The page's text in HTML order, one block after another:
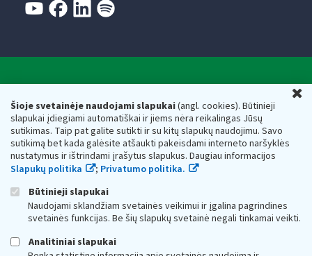
Šioje svetainėje naudojami slapukai(angl. cookies). Būtinieji
slapukai įdiegiami automatiškai ir jiems nėra reikalingas Jūsų
sutikimas. Taip pat galite sutikti ir su kitų slapukų naudojimu. Savo
sutikimą bet kada galėsite atšaukti pakeisdami interneto naršyklės
nustatymus ir ištrindami įrašytus slapukus. Daugiau informacijos
Slapukų politika
; Privatumo politika.
Būtinieji slapukai
Naudojami sklandžiam svetainės veikimui ir įgalina pagrindines
svetainės funkcijas. Be šių slapukų svetainė negali tinkamai veikti.
Analitiniai slapukai
Respublikos finansų ministerijos
Biudžetinė įstaiga. Juridinio asmens kodas — 188659752,
adresas: Vasario 16-osios g. 14, 01107 Vilnius, Lietuva, el.paštas:
vmi@vmi.lt, E. pristatymo dėžutės adresas 188659752
Duomenys apie Valstybinę mokesčių inspekciją prie Lietuvos
Respublikos finansų ministerijos kaupiami ir saugomi Juridinių